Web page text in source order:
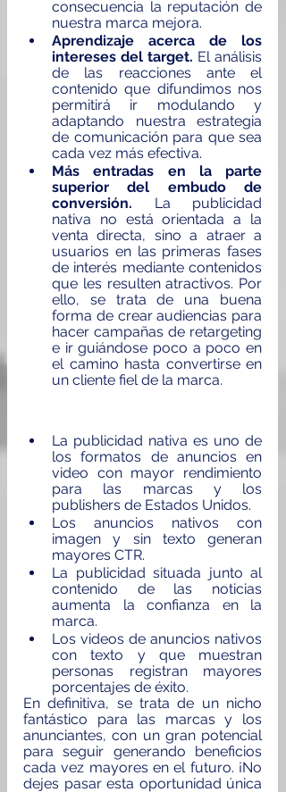
consecuencia la reputación de
nuestra marca mejora.
Aprendizaje acerca de los
intereses del target. El análisis
de las reacciones ante el
contenido que difundimos nos
permitirá ir modulando y
adaptando nuestra estrategia
de comunicación para que sea
cada vez más efectiva.
Más entradas en la parte
superior del embudo de
conversión. La publicidad
nativa no está orientada a la
venta directa, sino a atraer a
usuarios en las primeras fases
de interés mediante contenidos
que les resulten atractivos. Por
ello, se trata de una buena
forma de crear audiencias para
hacer campañas de retargeting
e ir guiándose poco a poco en
el camino hasta convertirse en
un cliente fiel de la marca.
La publicidad nativa es uno de
los formatos de anuncios en
video con mayor rendimiento
para las marcas y los
publishers de Estados Unidos.
Los anuncios nativos con
imagen y sin texto generan
mayores CTR.
La publicidad situada junto al
contenido de las noticias
aumenta la confianza en la
marca.
Los videos de anuncios nativos
con texto y que muestran
personas registran mayores
porcentajes de éxito.
En definitiva, se trata de un nicho
fantástico para las marcas y los
anunciantes, con un gran potencial
para seguir generando beneficios
cada vez mayores en el futuro. ¡No
dejes pasar esta oportunidad única